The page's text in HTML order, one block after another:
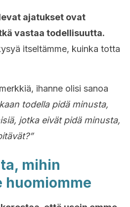
ajatukset ovat
vastaa todellisuutta.
itseltämme, kuinka totta
ihanne olisi sanoa
todella pidä minusta,
jotka eivät pidä minusta,
mihin
huomiomme